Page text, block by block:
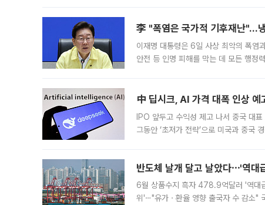
李 "폭염은 국가적 기후재난"…
이재명 대통령은 6일 사상 최악의 폭염
안전 등 인명 피해를 막는 데 모든 행정
中 딥시크, AI 가격 대폭 인상 예
IPO 앞두고 수익성 제고 나서 중국 대
그동안 ‘초저가 전략’으로 미국과 중국
반도체 날개 달고 날았다⋯'역
6월 상품수지 흑자 478.9억달러 '역대
위'⋯"유가ㆍ환율 영향 출국자 수 감소"